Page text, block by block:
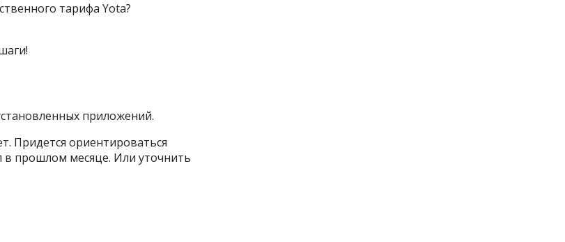
тарифа Yota?
приложений.
Придется ориентироваться
прошлом месяце. Или уточнить